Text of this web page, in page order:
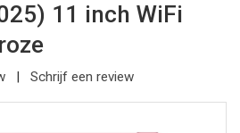
11 inch WiFi
Schrijf een review